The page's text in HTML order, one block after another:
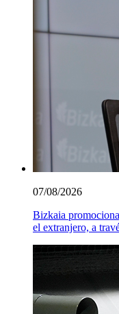
07/08/2026
Bizkaia
el extranjero, a